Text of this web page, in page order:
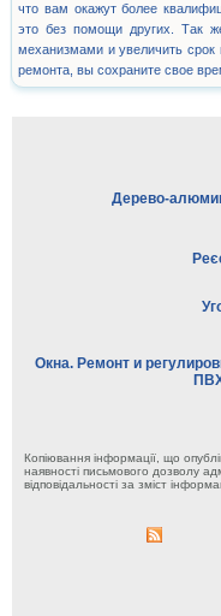
что вам окажут более
это без помощи других. Так
механизмами и увеличить
ремонта, вы сохраните свое
Дерево-
Окна. Ремонт и
Копіювання інформації, що
наявності письмового дозволу
відповідальності за зміст